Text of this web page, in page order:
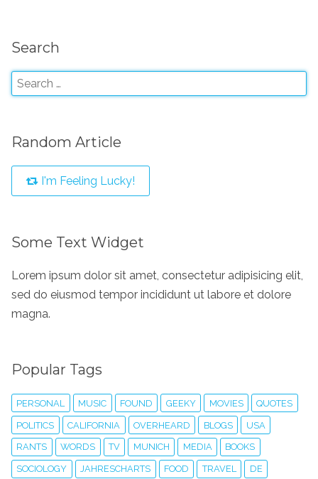
Search
Random Article
I'm Feeling Lucky!
Some Text Widget
Lorem ipsum dolor sit amet, consectetur adipisicing elit,
sed do eiusmod tempor incididunt ut labore et dolore
magna.
Popular Tags
PERSONAL MUSIC FOUND GEEKY MOVIES QUOTES
POLITICS CALIFORNIA OVERHEARD BLOGS USA
RANTS WORDS TV MUNICH MEDIA BOOKS
SOCIOLOGY JAHRESCHARTS FOOD TRAVEL DE